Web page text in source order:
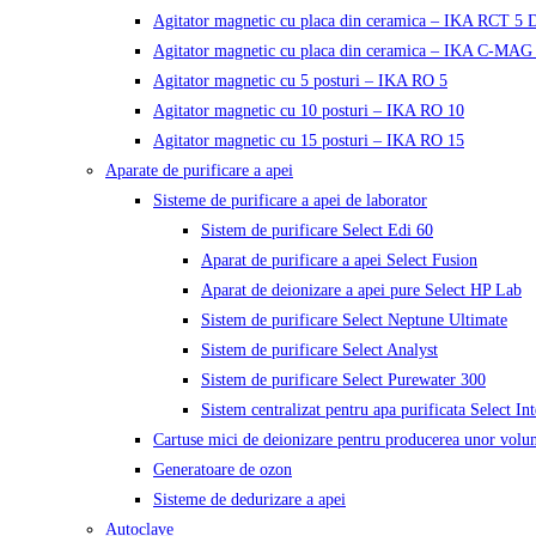
Agitator magnetic cu placa din ceramica – IKA RCT 5
Agitator magnetic cu placa din ceramica – IKA C-MAG
Agitator magnetic cu 5 posturi – IKA RO 5
Agitator magnetic cu 10 posturi – IKA RO 10
Agitator magnetic cu 15 posturi – IKA RO 15
Aparate de purificare a apei
Sisteme de purificare a apei de laborator
Sistem de purificare Select Edi 60
Aparat de purificare a apei Select Fusion
Aparat de deionizare a apei pure Select HP Lab
Sistem de purificare Select Neptune Ultimate
Sistem de purificare Select Analyst
Sistem de purificare Select Purewater 300
Sistem centralizat pentru apa purificata Select
Cartuse mici de deionizare pentru producerea unor
Generatoare de ozon
Sisteme de dedurizare a apei
Autoclave